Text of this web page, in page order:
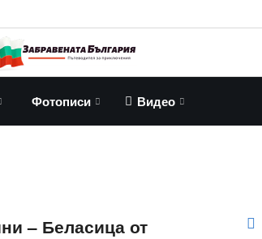
Фотописи Видео
– Беласица от